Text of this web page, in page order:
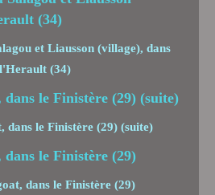
et Liausson (village), dans
l'Herault (34)
dans le Finistère (29) (suite)
dans le Finistère (29)